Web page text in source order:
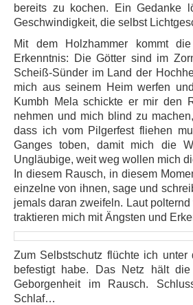
bereits zu kochen. Ein Gedanke
Geschwindigkeit, die selbst
Mit dem Holzhammer kommt
Erkenntnis: Die Götter sind im
Scheiß-Sünder im Land der
mich aus seinem Heim werfen
Kumbh Mela schickte er mir den
nehmen und mich blind zu
dass ich vom Pilgerfest fliehen
Ganges toben, damit mich die
Ungläubige, weit weg wollen mich
In diesem Rausch, in diesem
einzelne von ihnen, sage und
jemals daran zweifeln. Laut
traktieren mich mit Ängsten und
Zum Selbstschutz flüchte ich
befestigt habe. Das Netz hält
Geborgenheit im Rausch.
Schlaf…